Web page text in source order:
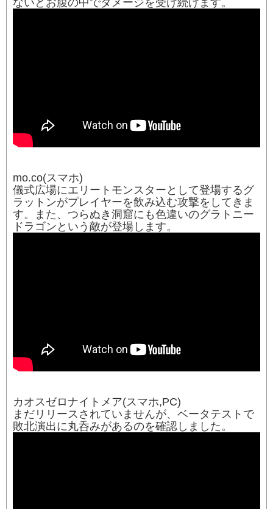
mo.co(スマホ)
儀式広場にエリートモンスターとして登場するグ
ラットンがプレイヤーを飲み込む攻撃をしてきま
す。また、つらぬき洞窟にも色違いのグラトニー
ドラゴンという敵が登場します。
カオスゼロナイトメア(スマホ,PC)
まだリリースされていませんが、ベータテストで
敗北演出に丸呑みがあるのを確認しました。